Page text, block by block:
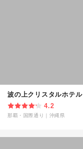
波の上クリスタルホテル
4.2
那覇・国際通り 沖縄県